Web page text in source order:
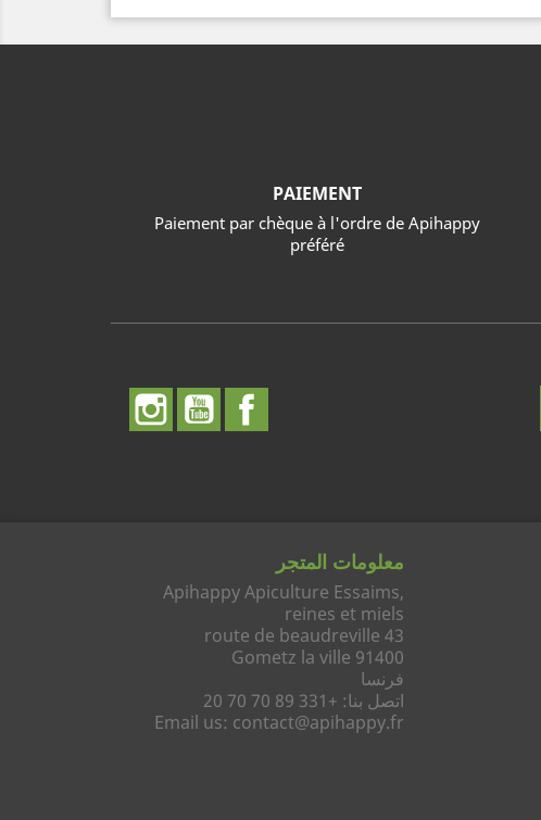
PAIEMENT
Paiement par chèque à l'ordre de Apihappy
préféré
الفيسبوكيوتيوب
معلومات المتجر
Apihappy Apiculture Essaims,
reines et miels
43 route de beaudreville
91400 Gometz la ville
فرنسا
اتصل بنا: +331 89 70 70 20
Email us: contact@apihappy.fr